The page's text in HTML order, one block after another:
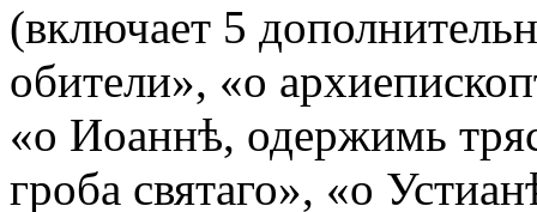
(включает 5
обители», «о
«о Иоаннѣ, одержимь
гроба святаго», «о